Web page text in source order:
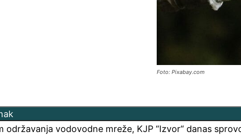
Foto: Pixabay.com
održavanja vodovodne mreže, KJP “Izvor“ danas